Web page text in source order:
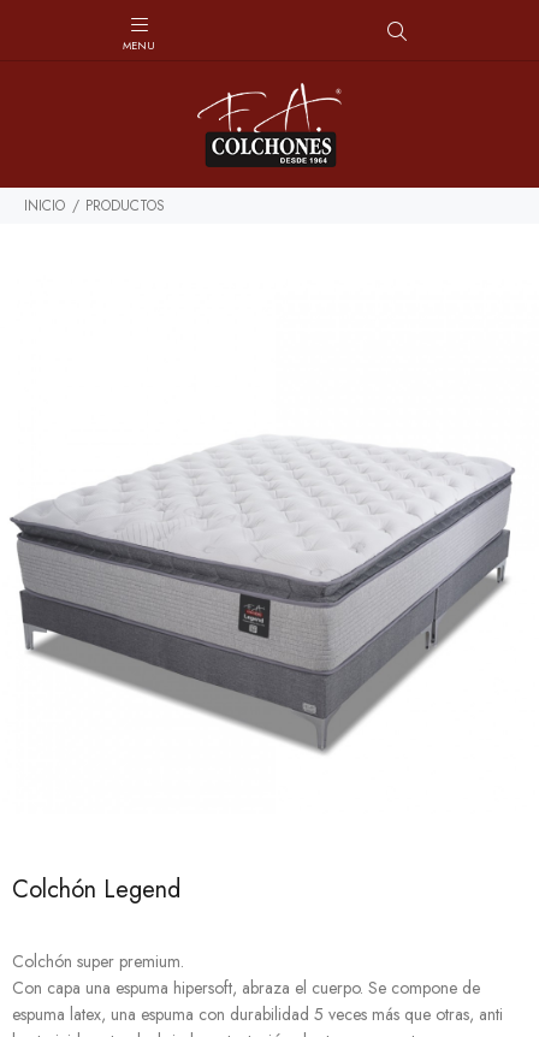
INICIO PRODUCTOS
Colchón Legend
Colchón super premium.
Con capa una espuma hipersoft, abraza el cuerpo. Se compone de
espuma latex, una espuma con durabilidad 5 veces más que otras, anti